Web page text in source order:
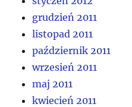
grudzień 2011
listopad 2011
październik 2011
wrzesień 2011
maj 2011
kwiecień 2011